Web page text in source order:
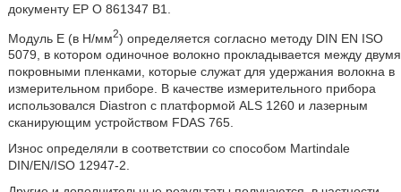
документу EP О 861347 B1.
Модуль Е (в Н/мм2) определяется согласно методу DIN EN ISO
5079, в котором одиночное волокно прокладывается между двумя
покровными пленками, которые служат для удержания волокна в
измерительном приборе. В качестве измерительного прибора
использовался Diastron с платформой ALS 1260 и лазерным
сканирующим устройством FDAS 765.
Износ определяли в соответствии со способом Martindale
DIN/EN/ISO 12947-2.